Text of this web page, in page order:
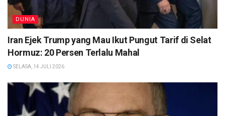
DUNIA
Iran Ejek Trump yang Mau Ikut Pungut Tarif di Selat
Hormuz: 20 Persen Terlalu Mahal
SELASA, 14 JULI 2026